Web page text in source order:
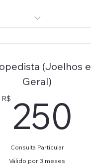
(Joelhos e
Geral)
R$ 250
Consulta Particular
Válido por 3 meses